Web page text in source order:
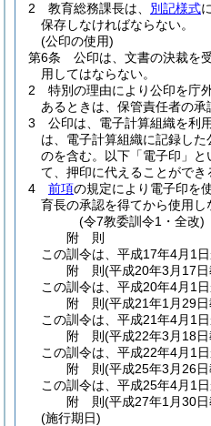
2
教育総務課長は、 別記様式
保存しなければならない。
(公印の使用)
第6条
公印は、文書の決裁を
用してはならない。
2
特別の理由により公印を庁
あるときは、保管責任者の承
3
公印は、電子計算組織を利
は、電子計算組織に記録した
のを含む。以下「電子印」と
て、押印に代えることができ
4
前項の規定により電子印を
育長の承認を得てから使用し
(令7教委訓令1・全改)
附 則
この訓令は、平成17年4月1日
附 則(平成20年3月17日
この訓令は、平成20年4月1日
附 則(平成21年1月29日
この訓令は、平成21年4月1日
附 則(平成22年3月18日
この訓令は、平成22年4月1日
附 則(平成25年3月26日
この訓令は、平成25年4月1日
附 則(平成27年1月30日
(施行期日)